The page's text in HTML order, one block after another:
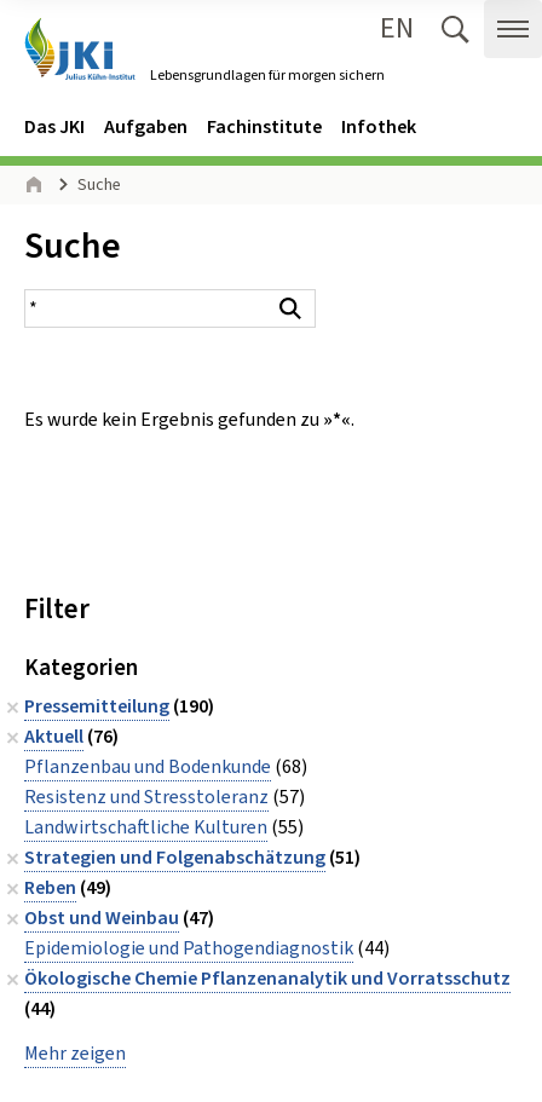
Lebensgrundlagen für morgen sichern
EN
Navigation
Hauptmenü
Das JKI Aufgaben Fachinstitute Infothek
Seitenpfad
Suche
Inhalt:
Suche
Suchergebnis
Es wurde kein Ergebnis gefunden zu »*«.
Filter
Kategorien
Pressemitteilung(190)
Aktuell(76)
Pflanzenbau und Bodenkunde (68)
Resistenz und Stresstoleranz (57)
Landwirtschaftliche Kulturen (55)
Strategien und Folgenabschätzung(51)
Reben (49)
Obst und Weinbau (47)
Epidemiologie und Pathogendiagnostik(44)
Ökologische Chemie Pflanzenanalytik und Vorratsschutz
(44)
Mehr zeigen